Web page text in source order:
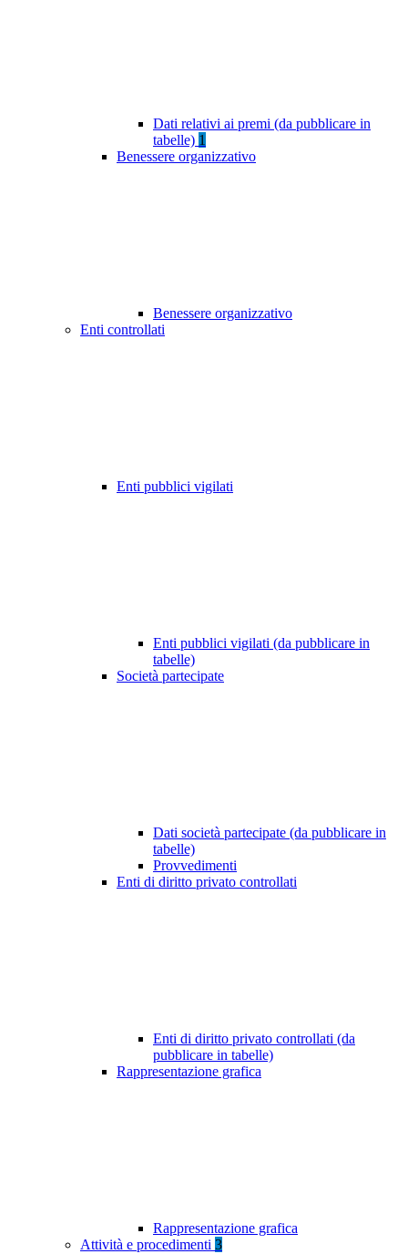
Dati relativi ai premi (da pubblicare in
tabelle) 1
Benessere organizzativo
Benessere organizzativo
Enti controllati
Enti pubblici vigilati
Enti pubblici vigilati (da pubblicare in
tabelle)
Società partecipate
Dati società partecipate (da pubblicare in
tabelle)
Provvedimenti
Enti di diritto privato controllati
Enti di diritto privato controllati (da
pubblicare in tabelle)
Rappresentazione grafica
Rappresentazione grafica
Attività e procedimenti 3